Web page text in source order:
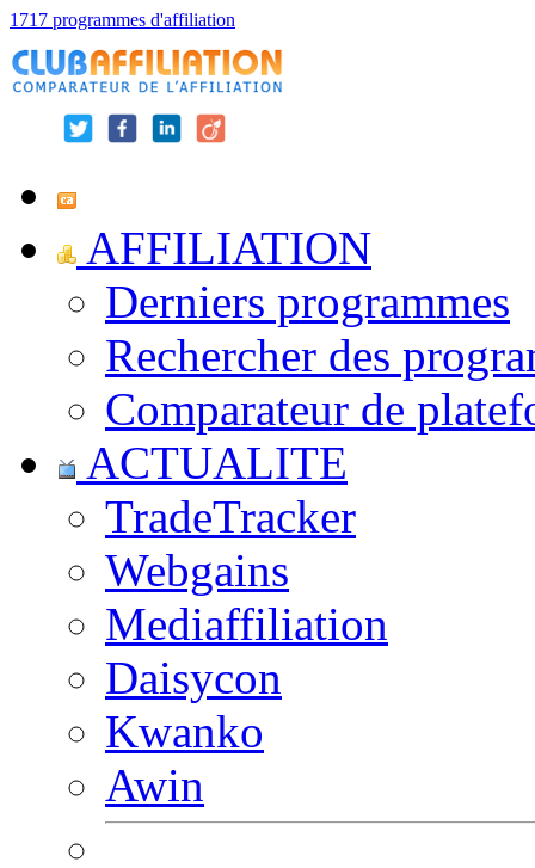
1717 programmes d'affiliation
AFFILIATION
Derniers programmes
Rechercher des
Comparateur de
ACTUALITE
TradeTracker
Webgains
Mediaffiliation
Daisycon
Kwanko
Awin